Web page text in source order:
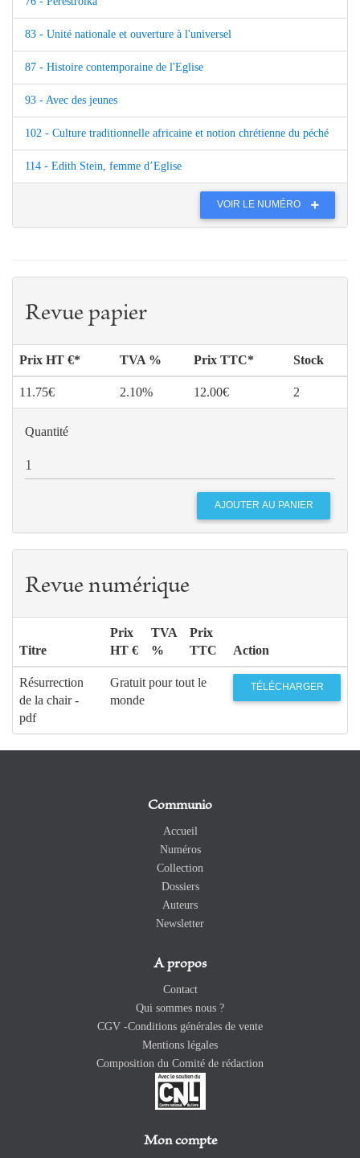
83 - Unité nationale et ouverture à l'universel
87 - Histoire contemporaine de l'Eglise
93 - Avec des jeunes
102 - Culture traditionnelle africaine et notion chrétienne du péché
114 - Edith Stein, femme d’Eglise
VOIR LE NUMÉRO
Revue papier
Prix HT €* TVA % Prix TTC* Stock
11.75€ 2.10% 12.00€ 2
Quantité
Revue numérique
Titre
Prix
HT €
TVA
%
Prix
TTC
Action
Résurrection
de la chair -
pdf
Gratuit pour tout le
monde
TÉLÉCHARGER
Communio
Accueil
Numéros
Collection
Dossiers
Auteurs
Newsletter
A propos
Contact
Qui sommes nous ?
CGV -Conditions générales de vente
Mentions légales
Composition du Comité de rédaction
Mon compte